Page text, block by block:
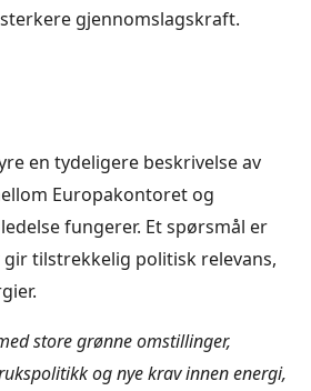
gjennomslagskraft.
en tydeligere beskrivelse av
Europakontoret og
fungerer. Et spørsmål er
tilstrekkelig politisk relevans,
store grønne omstillinger,
og nye krav innen energi,